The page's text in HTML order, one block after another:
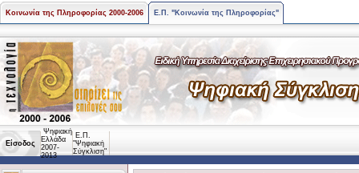
Κοινωνία της Πληροφορίας 2000-2006 Ε.Π. "Κοινωνία της Πληροφορίας"
Είσοδος
Ψηφιακή
Ελλάδα
2007-
2013
Ε.Π.
"Ψηφιακή
Σύγκλιση"